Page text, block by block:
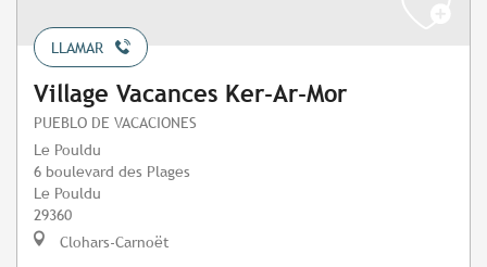
LLAMAR
Village Vacances Ker-Ar-Mor
PUEBLO DE VACACIONES
Le Pouldu
6 boulevard des Plages
Le Pouldu
29360
Clohars-Carnoët